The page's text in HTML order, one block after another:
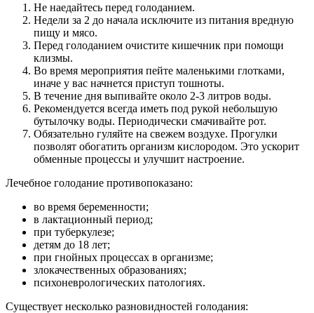
Не наедайтесь перед голоданием.
Недели за 2 до начала исключите из питания вредную
пищу и мясо.
Перед голоданием очистите кишечник при помощи
клизмы.
Во время мероприятия пейте маленькими глотками,
иначе у вас начнется приступ тошноты.
В течение дня выпивайте около 2-3 литров воды.
Рекомендуется всегда иметь под рукой небольшую
бутылочку воды. Периодически смачивайте рот.
Обязательно гуляйте на свежем воздухе. Прогулки
позволят обогатить организм кислородом. Это ускорит
обменные процессы и улучшит настроение.
Лечебное голодание противопоказано:
во время беременности;
в лактационный период;
при туберкулезе;
детям до 18 лет;
при гнойных процессах в организме;
злокачественных образованиях;
психоневрологических патологиях.
Существует несколько разновидностей голодания: